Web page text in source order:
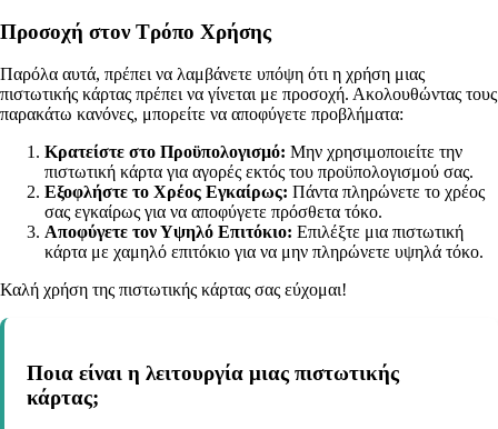
Προσοχή στον Τρόπο Χρήσης
Παρόλα αυτά, πρέπει να λαμβάνετε υπόψη ότι η χρήση μιας
πιστωτικής κάρτας πρέπει να γίνεται με προσοχή. Ακολουθώντας τους
παρακάτω κανόνες, μπορείτε να αποφύγετε προβλήματα:
Κρατείστε στο Προϋπολογισμό: Μην χρησιμοποιείτε την
πιστωτική κάρτα για αγορές εκτός του προϋπολογισμού σας.
Εξοφλήστε το Χρέος Εγκαίρως: Πάντα πληρώνετε το χρέος
σας εγκαίρως για να αποφύγετε πρόσθετα τόκο.
Αποφύγετε τον Υψηλό Επιτόκιο: Επιλέξτε μια πιστωτική
κάρτα με χαμηλό επιτόκιο για να μην πληρώνετε υψηλά τόκο.
Καλή χρήση της πιστωτικής κάρτας σας εύχομαι!
Ποια είναι η λειτουργία μιας πιστωτικής
κάρτας;